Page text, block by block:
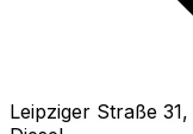
Leipziger Straße 31,